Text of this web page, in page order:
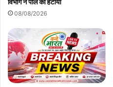
विभाग ने पोल को हटाया
08/08/2026